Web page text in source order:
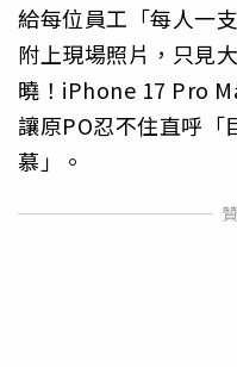
給每位員工「每人一
附上現場照片，只見
曉！iPhone 17 Pro
讓原PO忍不住直呼「
慕」。